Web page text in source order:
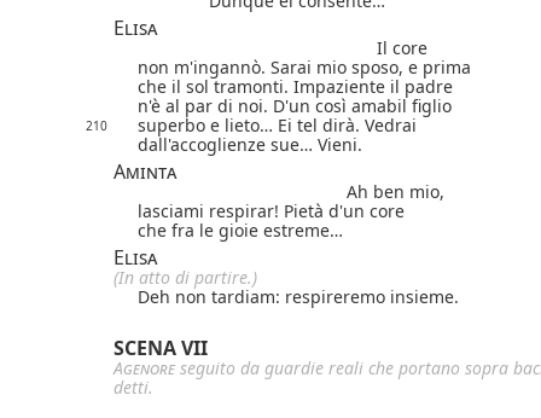
Elisa
Il core
non m'ingannò. Sarai mio sposo, e prima
che il sol tramonti. Impaziente il padre
n'è al par di noi. D'un così amabil figlio
210
superbo e lieto… Ei tel dirà. Vedrai
dall'accoglienze sue… Vieni.
Aminta
Ah ben mio,
lasciami respirar! Pietà d'un core
che fra le gioie estreme…
Elisa
(In atto di partire.)
Deh non tardiam: respireremo insieme.
SCENA VII
Agenore seguito da guardie reali che portano sopra
detti.